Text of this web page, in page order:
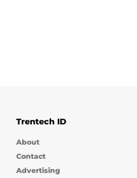
Trentech ID
About
Contact
Advertising